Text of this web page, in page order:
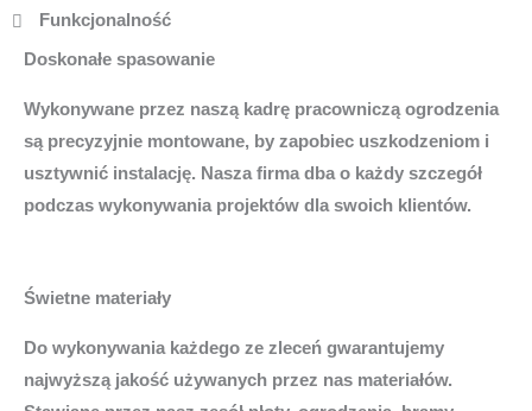
Funkcjonalność
Doskonałe spasowanie
Wykonywane przez naszą kadrę pracowniczą ogrodzenia
są precyzyjnie montowane, by zapobiec uszkodzeniom i
usztywnić instalację. Nasza firma dba o każdy szczegół
podczas wykonywania projektów dla swoich klientów.
Świetne materiały
Do wykonywania każdego ze zleceń gwarantujemy
najwyższą jakość używanych przez nas materiałów.